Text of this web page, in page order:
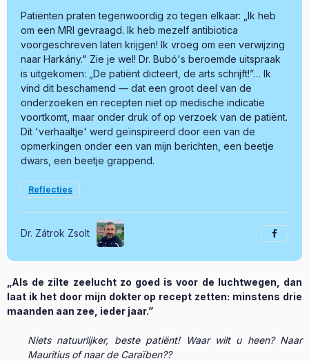
Patiënten praten tegenwoordig zo tegen elkaar: „Ik heb
om een MRI gevraagd. Ik heb mezelf antibiotica
voorgeschreven laten krijgen! Ik vroeg om een verwijzing
naar Harkány." Zie je wel! Dr. Bubó's beroemde uitspraak
is uitgekomen: „De patiënt dicteert, de arts schrijft!”… Ik
vind dit beschamend — dat een groot deel van de
onderzoeken en recepten niet op medische indicatie
voortkomt, maar onder druk of op verzoek van de patiënt.
Dit 'verhaaltje' werd geïnspireerd door een van de
opmerkingen onder een van mijn berichten, een beetje
dwars, een beetje grappend.
Reflecties
Dr. Zátrok Zsolt
„Als de zilte zeelucht zo goed is voor de luchtwegen, dan
laat ik het door mijn dokter op recept zetten: minstens drie
maanden aan zee, ieder jaar.”
Niets natuurlijker, beste patiënt! Waar wilt u heen? Naar
Mauritius of naar de Caraïben??